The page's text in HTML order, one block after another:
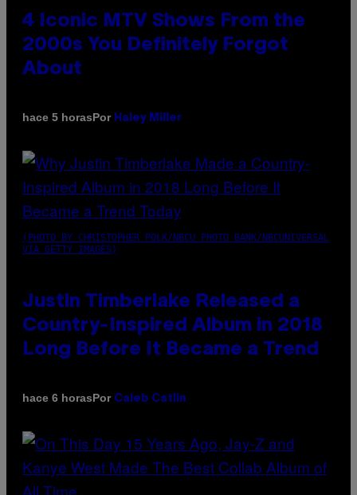
4 Iconic MTV Shows From the
2000s You Definitely Forgot
About
hace 5 horasPor Haley Miller
(PHOTO BY CHRISTOPHER POLK/NBCU PHOTO BANK/NBCUNIVERSAL
VIA GETTY IMAGES)
Justin Timberlake Released a
Country-Inspired Album in 2018
Long Before It Became a Trend
hace 6 horasPor Caleb Catlin